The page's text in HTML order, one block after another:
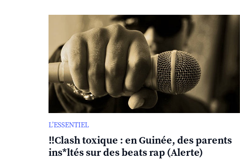
L’ESSENTIEL
‼️Clash toxique : en Guinée, des parents
ins*ltés sur des beats rap (Alerte)